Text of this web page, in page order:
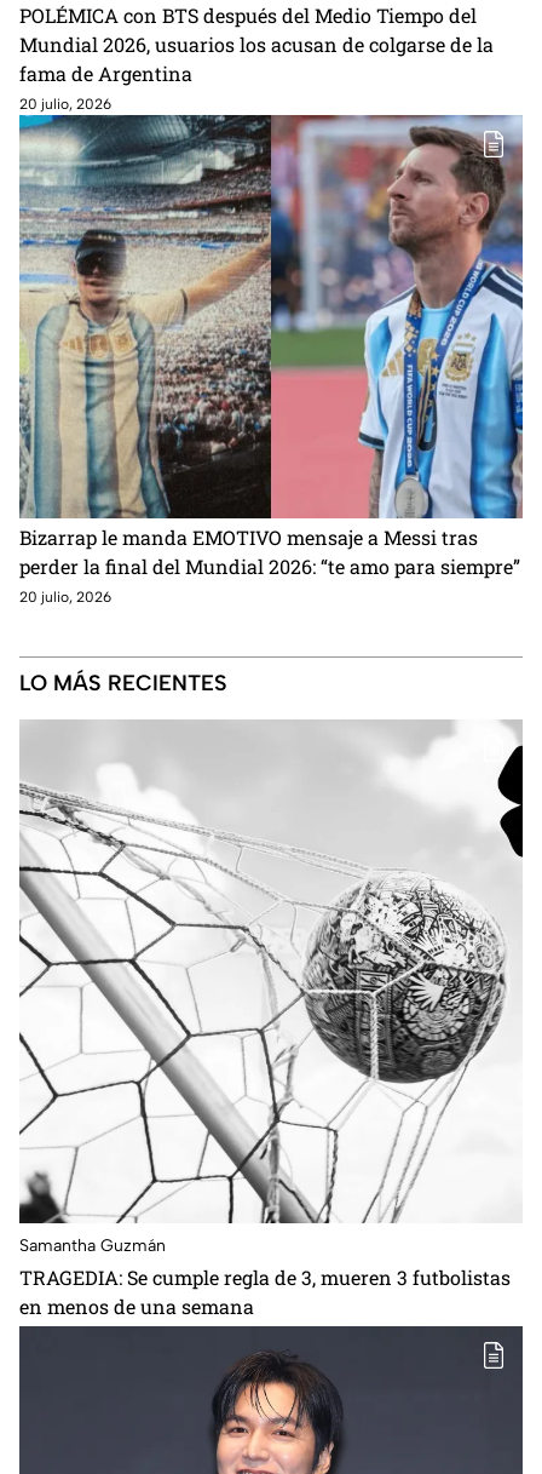
POLÉMICA con BTS después del Medio Tiempo del
Mundial 2026, usuarios los acusan de colgarse de la
fama de Argentina
20 julio, 2026
Bizarrap le manda EMOTIVO mensaje a Messi tras
perder la final del Mundial 2026: “te amo para siempre”
20 julio, 2026
LO MÁS RECIENTES
Samantha Guzmán
TRAGEDIA: Se cumple regla de 3, mueren 3 futbolistas
en menos de una semana